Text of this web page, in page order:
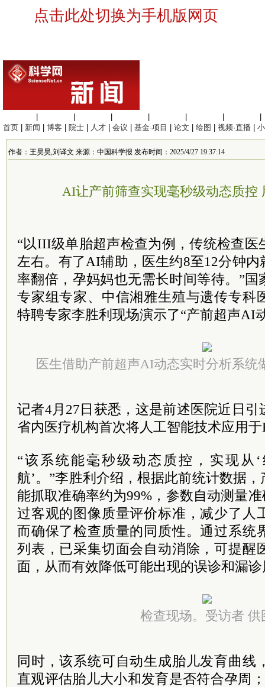
点击此处切换为手机版网页
首页
新闻 博客 院士 人才 会议 基金·项目 论文 绘图 视频·直播
作者：王昊昊,刘译文 来源：中国科学报 发布时间：2025/4/27 19:37:14
AI让产前筛查实现毫秒级动态质控
“以III级单胎超声检查为例，传统检查医
左右。有了AI辅助，医生约8至12分钟
率翻倍，孕妈妈也无需长时间等待。”
专家组专家、中信湘雅生殖与遗传专科
特聘专家李胜利现场演示了“产前超声AI
医生借助产前超声AI动态实时分析系统
记者4月27日获悉，这是前述医院近日
省内医疗机构首次将人工智能技术应用
“该系统能毫秒级动态质控，实现从
航’。”李胜利介绍，根据此前统计数据
能抓取准确率约为99%，参数自动测量
过客观的图像质量评价标准，减少了人
而确保了检查质量的同质性。通过系统
列表，已采集切面会自动消除，可提醒
面，从而有效降低可能出现的误诊和漏
检查现场。受访者 供
同时，该系统可自动生成胎儿发育曲线
直观评估胎儿大小和发育是否符合孕周